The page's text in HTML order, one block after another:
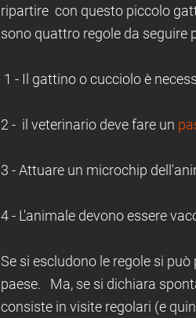
ripartire con questo piccolo
sono quattro regole da seguire
1 - Il gattino o cucciolo è
2 - il veterinario deve fare un
3 - Attuare un microchip
4 - L'animale devono essere
Se si escludono le regole si
paese. Ma, se si dichiara
consiste in visite regolari (e